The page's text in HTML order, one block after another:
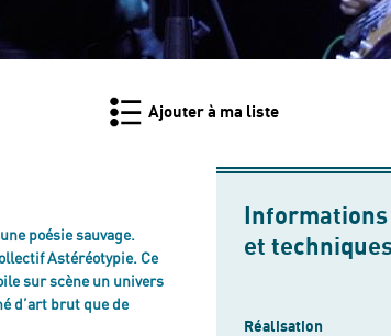
Ajouter à ma liste
poésie sauvage.
Astéréotypie. Ce
sur scène un univers
d’art brut que de
et
Réalisation